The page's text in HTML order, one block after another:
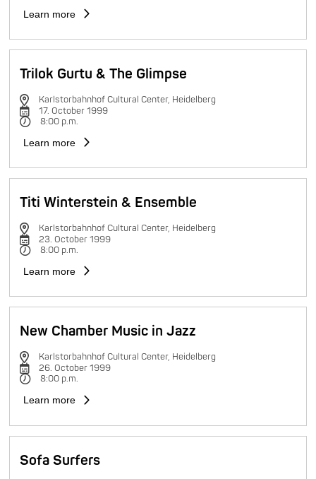
Learn more
Trilok Gurtu & The Glimpse
Karlstorbahnhof Cultural Center, Heidelberg
17. October 1999
8:00 p.m.
Learn more
Titi Winterstein & Ensemble
Karlstorbahnhof Cultural Center, Heidelberg
23. October 1999
8:00 p.m.
Learn more
New Chamber Music in Jazz
Karlstorbahnhof Cultural Center, Heidelberg
26. October 1999
8:00 p.m.
Learn more
Sofa Surfers